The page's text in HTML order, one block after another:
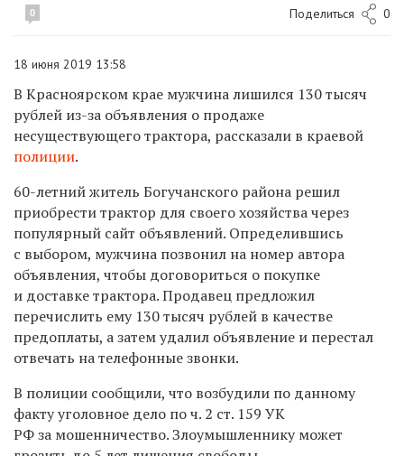
0 Поделиться 0
18 июня 2019 13:58
В Красноярском крае мужчина лишился 130 тысяч
рублей из-за объявления о продаже
несуществующего трактора, рассказали в краевой
полиции.
60-летний житель Богучанского района решил
приобрести трактор для своего хозяйства через
популярный сайт объявлений. Определившись
с выбором, мужчина позвонил на номер автора
объявления, чтобы договориться о покупке
и доставке трактора. Продавец предложил
перечислить ему 130 тысяч рублей в качестве
предоплаты, а затем удалил объявление и перестал
отвечать на телефонные звонки.
В полиции сообщили, что возбудили по данному
факту уголовное дело по ч. 2 ст. 159 УК
РФ за мошенничество. Злоумышленнику может